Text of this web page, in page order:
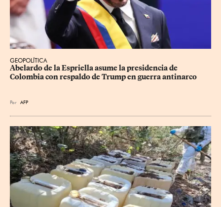
GEOPOLÍTICA
Abelardo de la Espriella asume la presidencia de
Colombia con respaldo de Trump en guerra antinarco
Por AFP